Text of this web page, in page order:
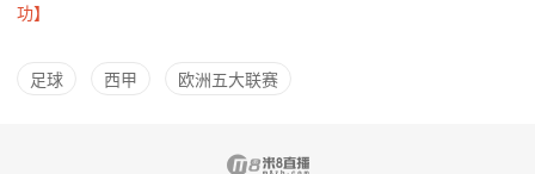
功】
足球 西甲 欧洲五大联赛